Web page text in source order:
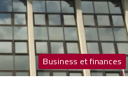
Business et finances